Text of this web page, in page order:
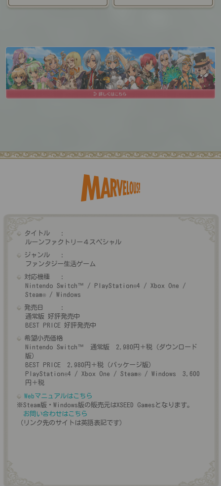
タイトル
ルーンファクトリー４スペシャル
ジャンル
ファンタジー生活ゲーム
対応機種
Nintendo Switch™ / PlayStation®4 / Xbox One /
Steam®
/ Windows
発売日
通常版 好評発売中
BEST PRICE 好評発売中
希望小売価格
Nintendo Switch™ 通常版 2,980円＋税（ダウンロード
版）
BEST PRICE 2,980円＋税（パッケージ版）
PlayStation®4 / Xbox One / Steam®
/ Windows 3,600
円＋税
Webマニュアルはこちら
※Steam版・Windows版の販売元はXSEED Gamesとなります。
お問い合わせはこちら
（リンク先のサイトは英語表記です）